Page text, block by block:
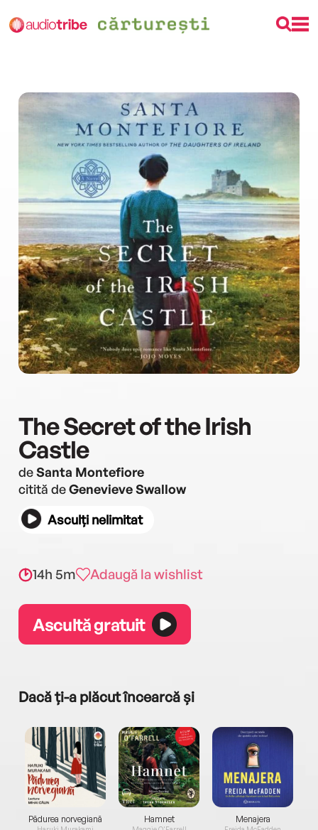
The Secret of the Irish
Castle
deSanta Montefiore
citită deGenevieve Swallow
Asculți nelimitat
14h 5m Adaugă la wishlist
Ascultă gratuit
Dacă ți-a plăcut încearcă și
Pădurea norvegiană Hamnet Menajera